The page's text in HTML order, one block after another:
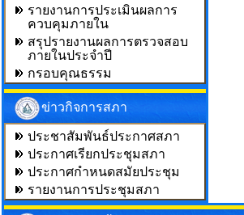
รายงานการประเมินผลการ
ควบคุมภายใน
สรุปรายงานผลการตรวจสอบ
ภายในประจำปี
กรอบคุณธรรม
ข่าวกิจการสภา
ประชาสัมพันธ์ประกาศสภา
ประกาศเรียกประชุมสภา
ประกาศกำหนดสมัยประชุม
รายงานการประชุมสภา